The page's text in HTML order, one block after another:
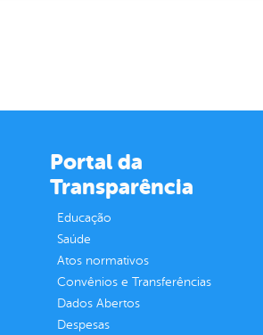
Portal da
Transparência
Educação
Saúde
Atos normativos
Convênios e Transferências
Dados Abertos
Despesas